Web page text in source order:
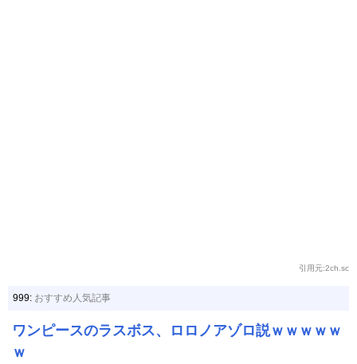
引用元:2ch.sc
999: おすすめ人気記事
ワンピースのラスボス、ロロノアゾロ説ｗｗｗｗｗ
ｗ